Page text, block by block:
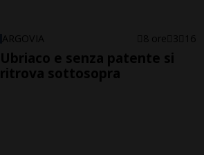
ARGOVIA 8 ore 3 16
Ubriaco e senza patente si
ritrova sottosopra